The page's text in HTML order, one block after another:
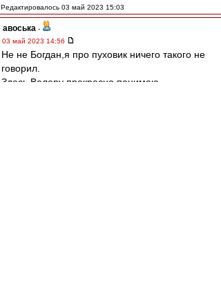
Редактировалось 03 май 2023 15:03
авоська -
03 май 2023 14:56
Не не Богдан,я про пуховик ничего такого не
говорил.
Здесь Валеру прекрасно понимаю.